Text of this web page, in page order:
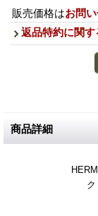
販売価格はお問
返品特約に関
商品詳細